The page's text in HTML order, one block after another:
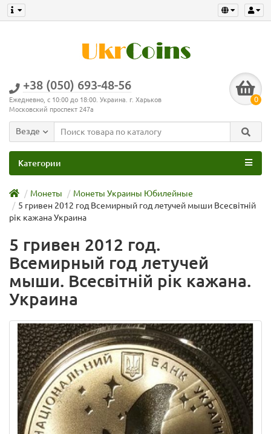
+38 (050) 693-48-56
Ежедневно, с 10:00 до 18:00. Украина. г. Харьков
Московский проспект 247а
0
Везде
Категории
Монеты
Монеты Украины Юбилейные
5 гривен 2012 год Всемирный год летучей мыши Всесвітній
рік кажана Украина
5 гривен 2012 год.
Всемирный год летучей
мыши. Всесвітній рік кажана.
Украина